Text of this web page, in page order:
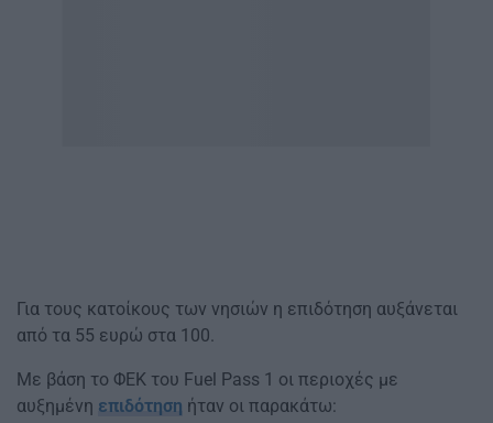
Για τους κατοίκους των νησιών η επιδότηση αυξάνεται
από τα 55 ευρώ στα 100.
Με βάση το ΦΕΚ του Fuel Pass 1 οι περιοχές με
αυξημένη επιδότηση ήταν οι παρακάτω: